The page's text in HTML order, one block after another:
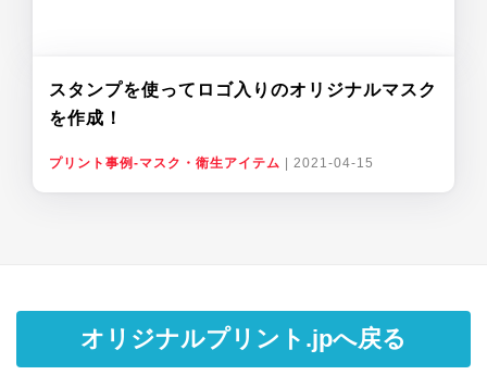
スタンプを使ってロゴ入りのオリジナルマスク
を作成！
プリント事例-マスク・衛生アイテム 2021-04-15
オリジナルプリント.jpへ戻る